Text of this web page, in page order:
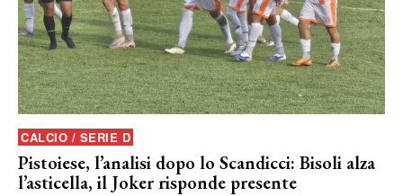
CALCIO / SERIE D
Pistoiese, l’analisi dopo lo Scandicci: Bisoli alza
l’asticella, il Joker risponde presente